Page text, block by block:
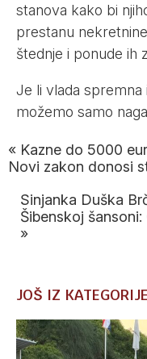
stanova kako bi
prestanu
štednje i ponude ih
Je li vlada spremna
možemo samo
« Kazne do 5000
Novi zakon donosi
Sinjanka Duška
Šibenskoj
»
JOŠ IZ